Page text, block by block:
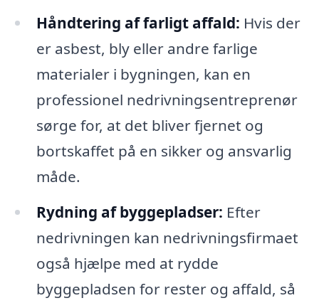
Håndtering af farligt affald: Hvis der
er asbest, bly eller andre farlige
materialer i bygningen, kan en
professionel nedrivningsentreprenør
sørge for, at det bliver fjernet og
bortskaffet på en sikker og ansvarlig
måde.
Rydning af byggepladser: Efter
nedrivningen kan nedrivningsfirmaet
også hjælpe med at rydde
byggepladsen for rester og affald, så